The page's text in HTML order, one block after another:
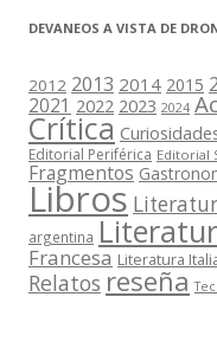
DEVANEOS A VISTA DE
2012 2013 2014 2015
2021 2022 2023 2024
Crítica
Editorial Periférica Editorial
Fragmentos
Libros
argentina
Francesa Literatura
Relatos reseña